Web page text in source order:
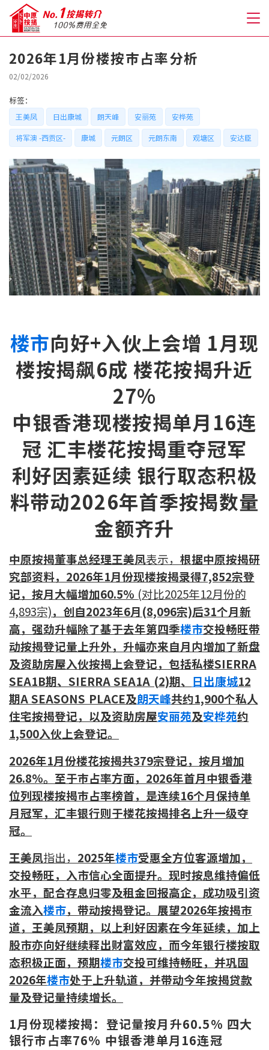
关于我们
格到至抵按揭
人才房贷・开户优惠
免费房贷转介服务
免费开户转介服务
私人贷款
优惠礼遇
新盘优越按揭优惠
推荐齐齐友赏
按揭工具
转按计算
置业预算
供款年期计算
印花税计算
免费物业估价
下载中心
按揭全面睇
新闻/研究
公司动态
按市新闻
统计数据库
按揭快趣智识
按揭智库
楼按专栏
按揭百科
实时银行资讯
装修·保险优惠
免费装修转介服务
装修设计专栏
火险、家居、宠物保险
2026年1月份楼按巿占率分析
02/02/2026
标签：
王美凤 日出康城 朗天峰 安丽苑 安桦苑
将军澳 -西贡区- 康城 元朗区 元朗东南 观塘区 安达臣
楼市向好+入伙上会增 1月现
楼按揭飙6成 楼花按揭升近
27%
中银香港现楼按揭单月16连
冠 汇丰楼花按揭重夺冠军
利好因素延续 银行取态积极
料带动2026年首季按揭数量
金额齐升
中原按揭董事总经理王美凤表示， 根据中原按揭研
究部资料，2026年1月份现楼按揭录得7,852宗登
记，按月大幅增加60.5% (对比2025年12月份的
4,893宗)，创自2023年6月(8,096宗)后31个月新
高，强劲升幅除了基于去年第四季楼市交投畅旺带
动按揭登记量上升外，升幅亦来自月内增加了新盘
及资助房屋入伙按揭上会登记，包括私楼SIERRA
SEA1B期、SIERRA SEA1A (2)期、 日出康城12
期A SEASONS PLACE及朗天峰共约1,900个私人
住宅按揭登记，以及资助房屋安丽苑及安桦苑约
1,500入伙上会登记。
2026年1月份楼花按揭共379宗登记，按月增加
26.8%。至于巿占率方面，2026年首月中银香港
位列现楼按揭巿占率榜首，是连续16个月保持单
月冠军，汇丰银行则于楼花按揭排名上升一级夺
冠。
王美凤指出， 2025年楼市受惠全方位客源增加，
交投畅旺，入市信心全面提升。现时按息维持偏低
水平，配合存息归零及租金回报高企，成功吸引资
金流入楼市，带动按揭登记。展望2026年按揭巿
道，王美凤预期，以上利好因素在今年延续，加上
股市亦向好继续释出财富效应，而今年银行楼按取
态积极正面，预期楼市交投可维持畅旺，并巩固
2026年楼市处于上升轨道，并带动今年按揭贷款
量及登记量持续增长。
1月份现楼按揭：登记量按月升60.5% 四大
银行巿占率76% 中银香港单月16连冠